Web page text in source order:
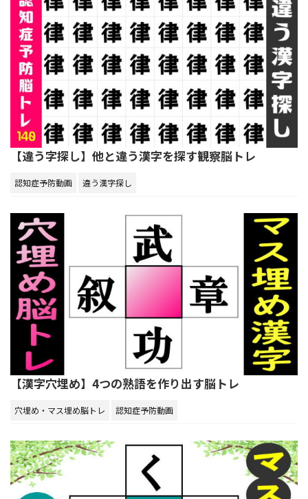
【違う字探し】他と違う漢字を探す観察脳トレ
認知症予防動画 違う漢字探し
【漢字穴埋め】4つの熟語を作り出す脳トレ
穴埋め・マス埋め脳トレ 認知症予防動画